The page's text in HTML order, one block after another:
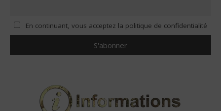
En continuant, vous acceptez la politique de confidentialité